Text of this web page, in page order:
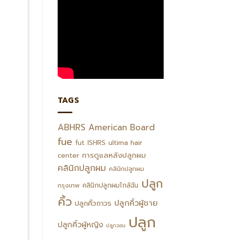
TAGS
ABHRS American Board
fue fut ISHRS ultima hair
center การดูแลหลังปลูกผม
คลินิกปลูกผม คลินิกปลูกผม
กรุงเทพ คลินิกปลูกผมไกล้ฉัน ปลูก
คิ้ว ปลูกคิ้วถาวร ปลูกคิ้วผู้ชาย
ปลูกคิ้วผู้หญิง ปลูกจอน ปลูก